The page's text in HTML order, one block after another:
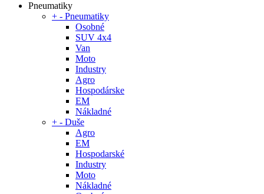
Pneumatiky
+ - Pneumatiky
Osobné
SUV 4x4
Van
Moto
Industry
Agro
Hospodárske
EM
Nákladné
+ - Duše
Agro
EM
Hospodarské
Industry
Moto
Nákladné